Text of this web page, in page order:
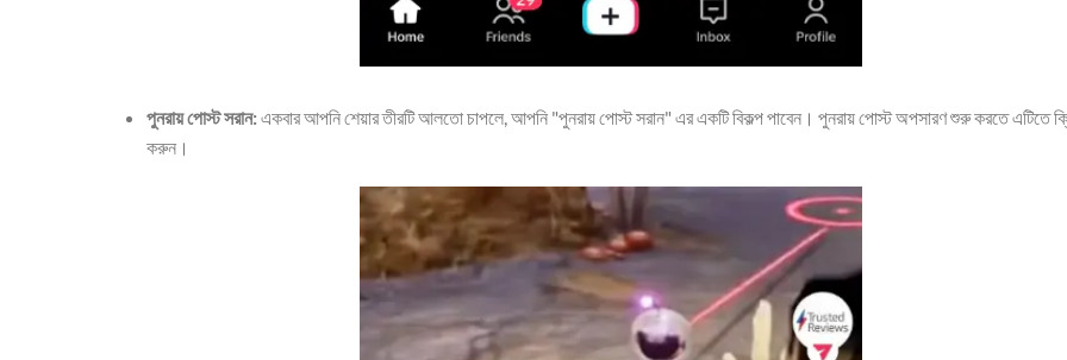
পুনরায় পোস্ট সরান:একবার আপনি শেয়ার তীরটি আলতো চাপলে, আপনি "পুনরায় পোস্ট সরান" এর একটি বিকল্প পাবেন। পুনরায় পোস্ট অপসারণ শুরু করতে এটিতে
করুন।